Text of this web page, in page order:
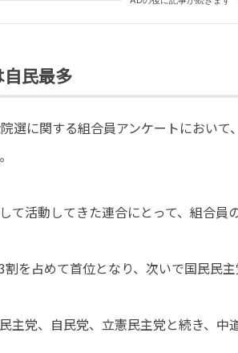
民最多
選に関する組合員アンケートにおい
て活動してきた連合にとって、組合
を占めて首位となり、次いで国民民
主党、自民党、立憲民主党と続き、中